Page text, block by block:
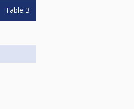
Table 3